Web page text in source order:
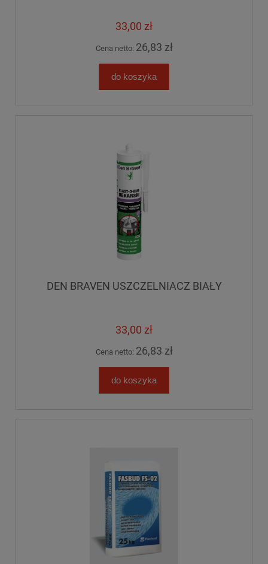
33,00 zł
Cena netto: 26,83 zł
do koszyka
DEN BRAVEN USZCZELNIACZ BIAŁY
33,00 zł
Cena netto: 26,83 zł
do koszyka